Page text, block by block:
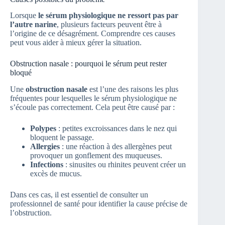
Lorsque le sérum physiologique ne ressort pas par
l’autre narine, plusieurs facteurs peuvent être à
l’origine de ce désagrément. Comprendre ces causes
peut vous aider à mieux gérer la situation.
Obstruction nasale : pourquoi le sérum peut rester
bloqué
Une obstruction nasale est l’une des raisons les plus
fréquentes pour lesquelles le sérum physiologique ne
s’écoule pas correctement. Cela peut être causé par :
Polypes : petites excroissances dans le nez qui
bloquent le passage.
Allergies : une réaction à des allergènes peut
provoquer un gonflement des muqueuses.
Infections : sinusites ou rhinites peuvent créer un
excès de mucus.
Dans ces cas, il est essentiel de consulter un
professionnel de santé pour identifier la cause précise de
l’obstruction.